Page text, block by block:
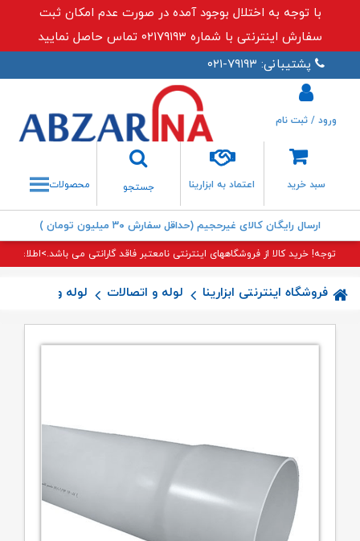
با توجه به اختلال بوجود آمده در صورت عدم امکان ثبت
سفارش اینترنتی با شماره ۰۲۱۷۹۱۹۳ تماس حاصل نمایید
پشتیبانی: ۷۹۱۹۳-۰۲۱
سبد خرید اعتماد به ابزارینا
جستجو
جستجو
ورود / ثبت نام
محصولات
ارسال رایگان کالای غیرحجیم (حداقل سفارش ۳۰ میلیون تومان )
توجه! خرید کالا از فروشگاههای اینترنتی نامعتبر فاقد گارانتی می باشد.>اطلاعات
فروشگاه اینترنتی ابزارینا لوله و اتصالات لوله و اتصالات